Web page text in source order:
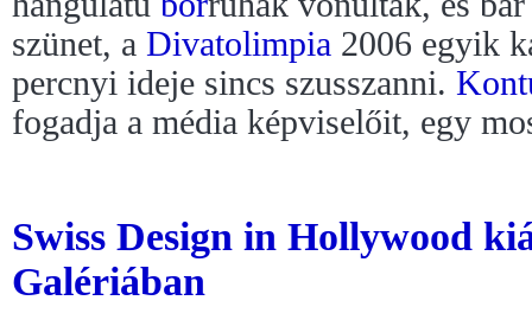
szünet, a Divatolimpia 2006 egyik
percnyi ideje sincs szusszanni.
fogadja a média képviselőit, egy
Swiss Design in Hollywood
Galériában